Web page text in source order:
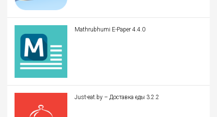
Mathrubhumi E-Paper 4.4.0
Just-eat.by – Доставка еды 3.2.2